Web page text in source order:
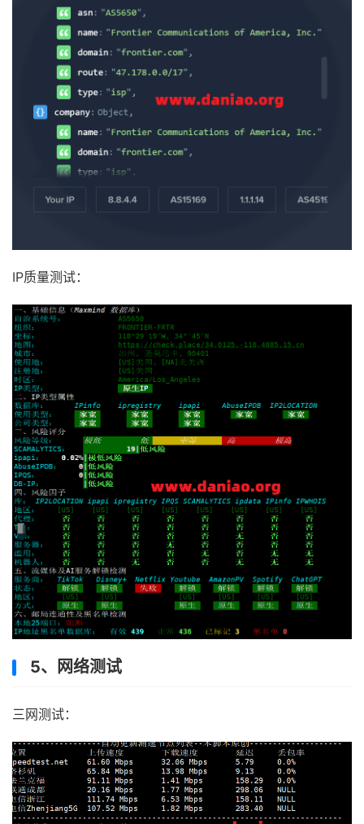
IP质量测试：
5、网络测试
三网测试：